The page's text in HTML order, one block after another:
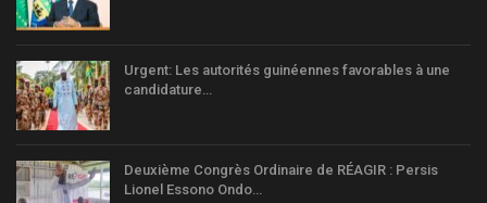
Urgent: Les autorités guinéennes favorables à une
candidature…
Deuxième Congrès Ordinaire de RÉAGIR : Persis
Lionel Essono Ondo…